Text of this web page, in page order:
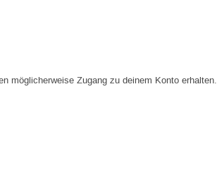
möglicherweise Zugang zu deinem Konto erhalten.